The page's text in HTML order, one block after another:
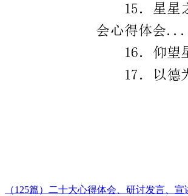
（125篇）二十大心得体会、研讨发言、